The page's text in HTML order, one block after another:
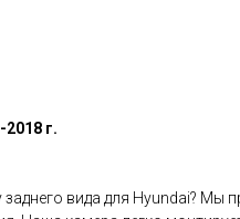
2018 г.
вида для Hyundai? Мы